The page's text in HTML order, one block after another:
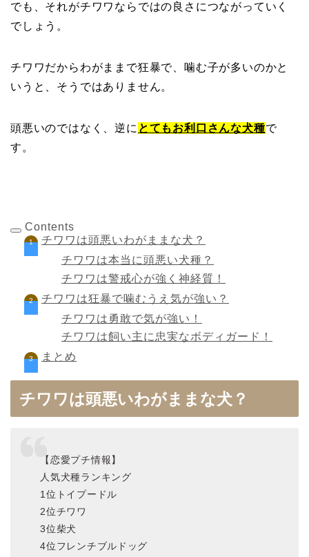
でも、それがチワワならではの良さにつながっていく
でしょう。
チワワだからわがままで狂暴で、噛む子が多いのかと
いうと、そうではありません。
頭悪いのではなく、逆に とてもお利口さんな犬種で
す。
Contents
チワワは頭悪いわがままな犬？
チワワは本当に頭悪い犬種？
チワワは警戒心が強く神経質！
チワワは狂暴で噛むうえ気が強い？
チワワは勇敢で気が強い！
チワワは飼い主に忠実なボディガード！
まとめ
チワワは頭悪いわがままな犬？
【恋愛プチ情報】
人気犬種ランキング
1位トイプードル
2位チワワ
3位柴犬
4位フレンチブルドッグ